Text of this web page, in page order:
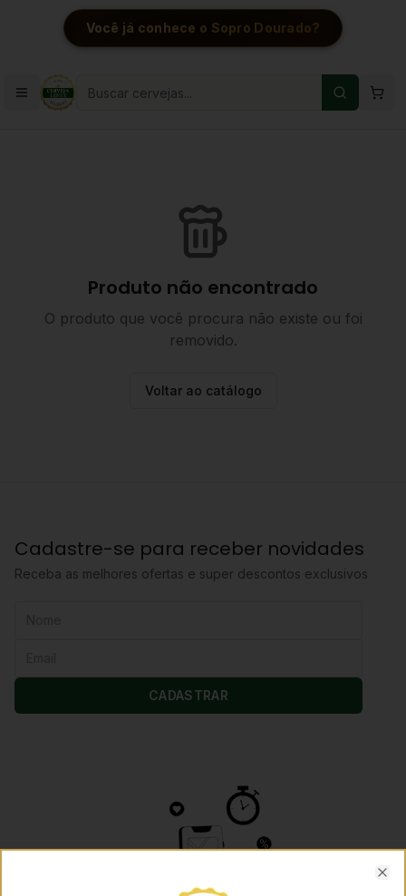
Você já conhece o Sopro Dourado?
Produto não encontrado
O produto que você procura não existe ou foi
removido.
Voltar ao catálogo
Cadastre-se para receber novidades
Receba as melhores ofertas e super descontos exclusivos
CADASTRAR